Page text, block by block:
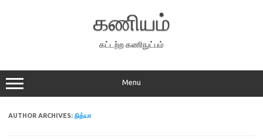
கணியம்
கட்டற்ற கணிநுட்பம்
Menu
AUTHOR ARCHIVES: நித்யா